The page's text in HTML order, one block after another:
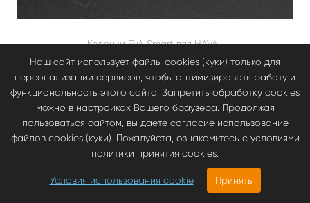
3670.00руб
Коврики EVA Smart для HAVAL
Шильдик металлический Haval
125.00 руб
БЫСТРАЯ ДОСТАВКА ПО РОССИИ
Наш сайт использует файлы cookies (куки) только для
персонализации сервисов, чтобы оптимизировать работу и
функциональность этого сайта. Запретить обработку cookies
можно в настройках Вашего браузера. Продолжая
пользоваться сайтом, вы даете согласие использование
файлов cookies (куки). Пожалуйста, ознакомьтесь с условиями
политики принятия cookies.
Условия использования cookie Принять